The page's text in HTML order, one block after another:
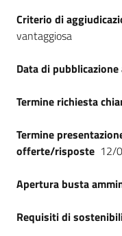
English
site
Seguici
su
Criterio di
vantaggiosa
Data di
Termine richiesta
Termine
offerte/risposte 12/
Apertura busta
Requisiti di